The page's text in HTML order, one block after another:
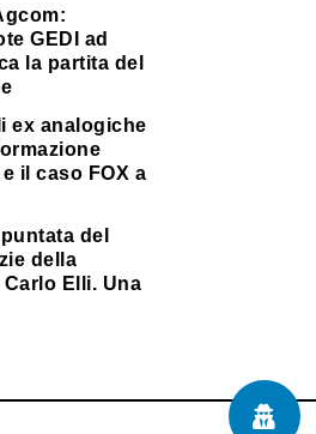
GEDI ad
la partita del
ex analogiche
il caso FOX a
del
della
Elli. Una